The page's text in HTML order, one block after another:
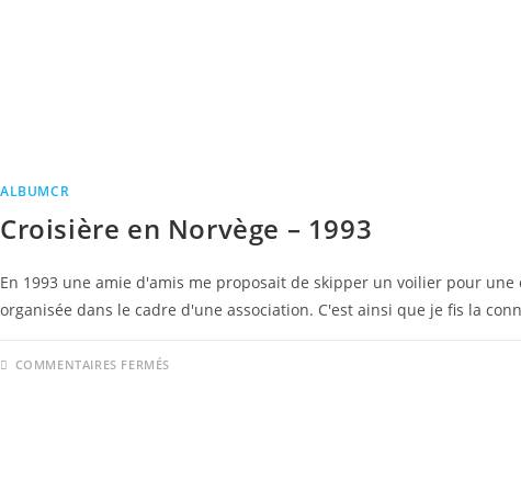
ALBUMCR
Croisière en Norvège – 1993
En 1993 une amie d'amis me proposait de skipper un voilier pour une
organisée dans le cadre d'une association. C'est ainsi que je fis la
COMMENTAIRES FERMÉS